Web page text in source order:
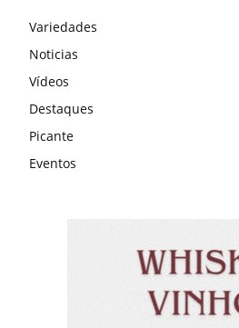
Variedades
Noticias
Vídeos
Destaques
Picante
Eventos